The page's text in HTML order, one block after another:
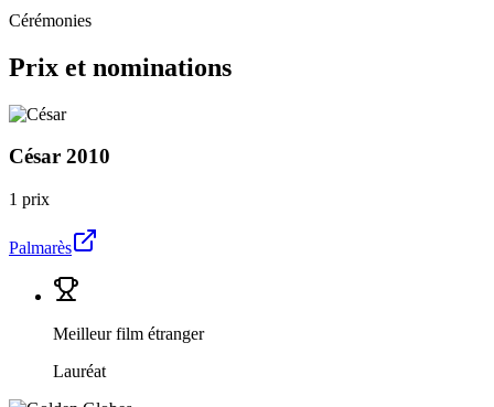
Cérémonies
Prix et nominations
César 2010
1 prix
Palmarès
Meilleur film étranger
Lauréat